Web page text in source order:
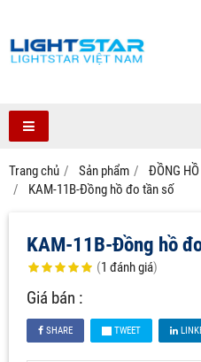
Trang chủ Sản phẩm
ĐỒNG
KAM-11B-Đồng hồ đo tần số
KAM-11B-Đồng hồ
(1 đánh giá)
Giá bán :
SHARE TWEET